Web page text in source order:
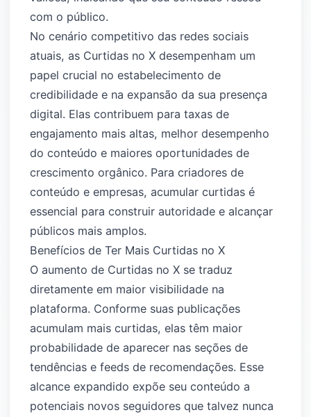
com o público.
No cenário competitivo das redes sociais
atuais, as Curtidas no X desempenham um
papel crucial no estabelecimento de
credibilidade e na expansão da sua presença
digital. Elas contribuem para taxas de
engajamento mais altas, melhor desempenho
do conteúdo e maiores oportunidades de
crescimento orgânico. Para criadores de
conteúdo e empresas, acumular curtidas é
essencial para construir autoridade e alcançar
públicos mais amplos.
Benefícios de Ter Mais Curtidas no X
O aumento de Curtidas no X se traduz
diretamente em maior visibilidade na
plataforma. Conforme suas publicações
acumulam mais curtidas, elas têm maior
probabilidade de aparecer nas seções de
tendências e feeds de recomendações. Esse
alcance expandido expõe seu conteúdo a
potenciais novos seguidores que talvez nunca